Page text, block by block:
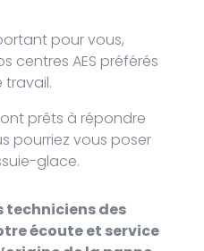
pour vous,
centres AES préférés
travail.
prêts à répondre
pourriez vous poser
glace.
techniciens des
écoute et service